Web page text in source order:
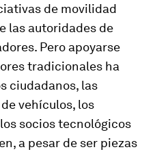
de movilidad
las autoridades de
Pero apoyarse
tradicionales ha
ciudadanos, las
vehículos, los
socios tecnológicos
a pesar de ser piezas